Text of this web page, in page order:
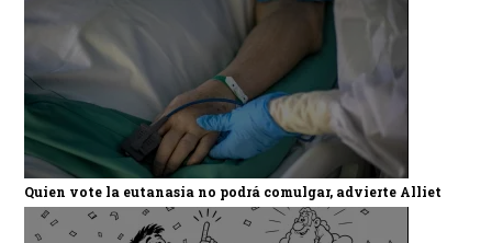
Quien vote la eutanasia no podrá comulgar, advierte Alliet